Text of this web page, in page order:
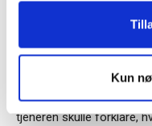
anvende vores
Kun
udføre deres arbejde,
det enkelte brand.
Tag et konkret
tjeneren skulle forklare,